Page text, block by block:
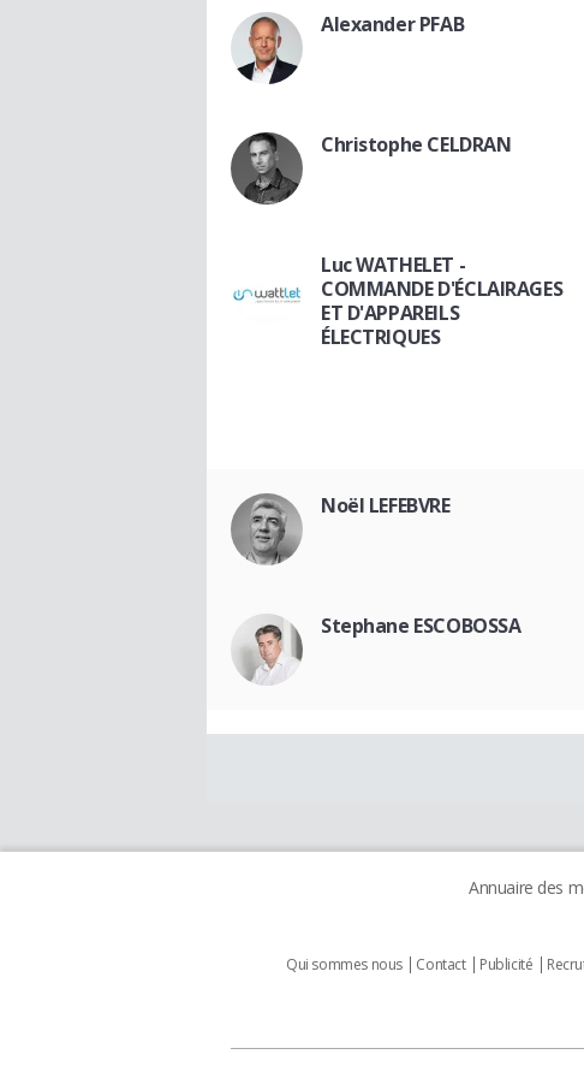
Alexander PFAB
Christophe CELDRAN
Luc WATHELET -
COMMANDE D'ÉCLAIRAGES
ET D'APPAREILS
ÉLECTRIQUES
Noël LEFEBVRE
Stephane ESCOBOSSA
Annuaire des
Qui sommes nous Contact Publicité